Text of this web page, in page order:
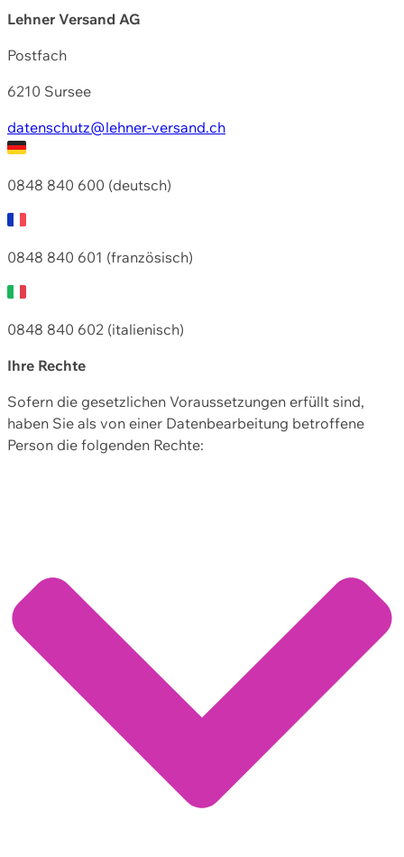
Lehner Versand AG
Postfach
6210 Sursee
datenschutz@lehner-versand.ch
0848 840 600 (deutsch)
0848 840 601 (französisch)
0848 840 602 (italienisch)
Ihre Rechte
Sofern die gesetzlichen Voraussetzungen erfüllt sind,
haben Sie als von einer Datenbearbeitung betroffene
Person die folgenden Rechte: